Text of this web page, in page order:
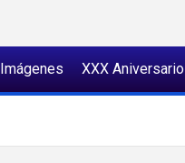
Imágenes XXX Aniversario